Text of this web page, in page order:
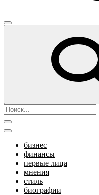
бизнес
финансы
первые лица
мнения
стиль
биографии